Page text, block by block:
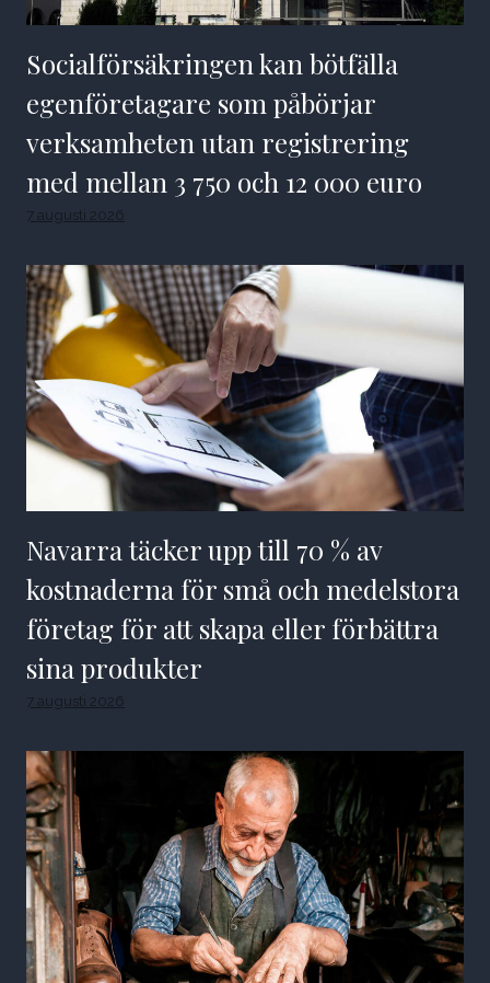
Socialförsäkringen kan bötfälla
egenföretagare som påbörjar
verksamheten utan registrering
med mellan 3 750 och 12 000 euro
7 augusti 2026
Navarra täcker upp till 70 % av
kostnaderna för små och medelstora
företag för att skapa eller förbättra
sina produkter
7 augusti 2026